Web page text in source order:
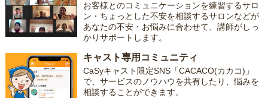
お客様とのコミュニケーションを練習するサロ
ン・ちょっとした不安を相談するサロンなどが
あなたの不安・お悩みに合わせて、講師がしっ
かりサポートします。
キャスト専用コミュニティ
CaSyキャスト限定SNS「CACACO(カカコ)」
で、サービスのノウハウを共有したり、悩みを
相談することができます。